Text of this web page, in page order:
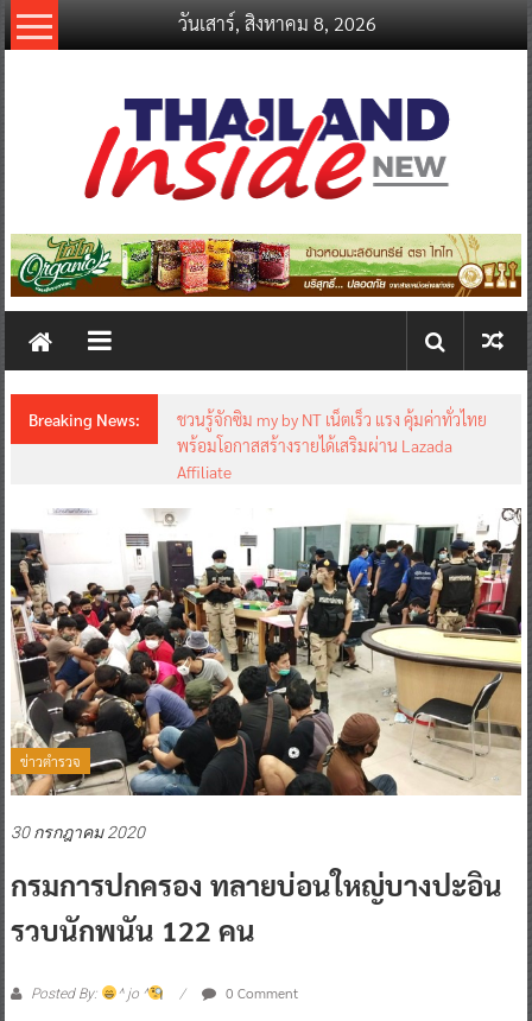
Skip
to
วันเสาร์, สิงหาคม 8, 2026
thailandinsidenew.com
Thailand
New
Breaking News:
ชวนรู้จักซิม my by NT เน็ตเร็ว แรง คุ้มค่าทั่วไทย
พร้อมโอกาสสร้างรายได้เสริมผ่าน Lazada
Affiliate
ข่าวตำรวจ
30 กรกฎาคม 2020
กรมการปกครอง ทลายบ่อนใหญ่บางปะอิน
รวบนักพนัน 122 คน
Posted By: ^ jo ^ 0 Comment